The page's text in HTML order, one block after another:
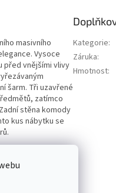
masivního
Vysoce
před vnějšími vlivy
šarm. Tři uzavřené
zatímco
stěna komody
kus nábytku se
Kategorie:
Záruka:
Hmotnost: